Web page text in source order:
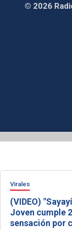
© 2026
Virales
(VIDEO)
Joven cumple
sensación por